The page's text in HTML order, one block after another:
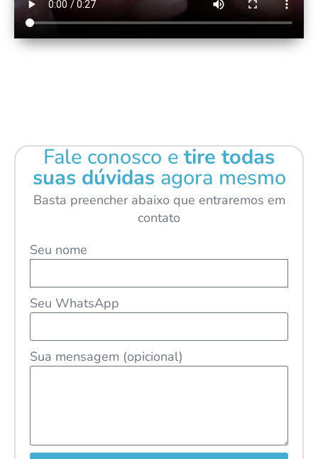
Fale conosco etire todas
suas dúvidas agora mesmo
Basta preencher abaixo que entraremos em
contato
Seu nome
Seu WhatsApp
Sua mensagem (opicional)